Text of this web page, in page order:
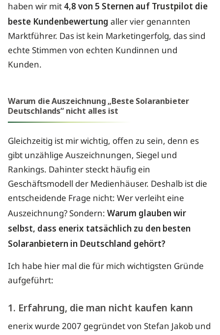
haben wir mit 4,8 von 5 Sternen auf Trustpilot die
beste Kundenbewertung aller vier genannten
Marktführer. Das ist kein Marketingerfolg, das sind
echte Stimmen von echten Kundinnen und
Kunden.
Warum die Auszeichnung „Beste Solaranbieter
Deutschlands“ nicht alles ist
Gleichzeitig ist mir wichtig, offen zu sein, denn es
gibt unzählige Auszeichnungen, Siegel und
Rankings. Dahinter steckt häufig ein
Geschäftsmodell der Medienhäuser. Deshalb ist die
entscheidende Frage nicht: Wer verleiht eine
Auszeichnung? Sondern: Warum glauben wir
selbst, dass enerix tatsächlich zu den besten
Solaranbietern in Deutschland gehört?
Ich habe hier mal die für mich wichtigsten Gründe
aufgeführt:
1. Erfahrung, die man nicht kaufen kann
enerix wurde 2007 gegründet von Stefan Jakob und